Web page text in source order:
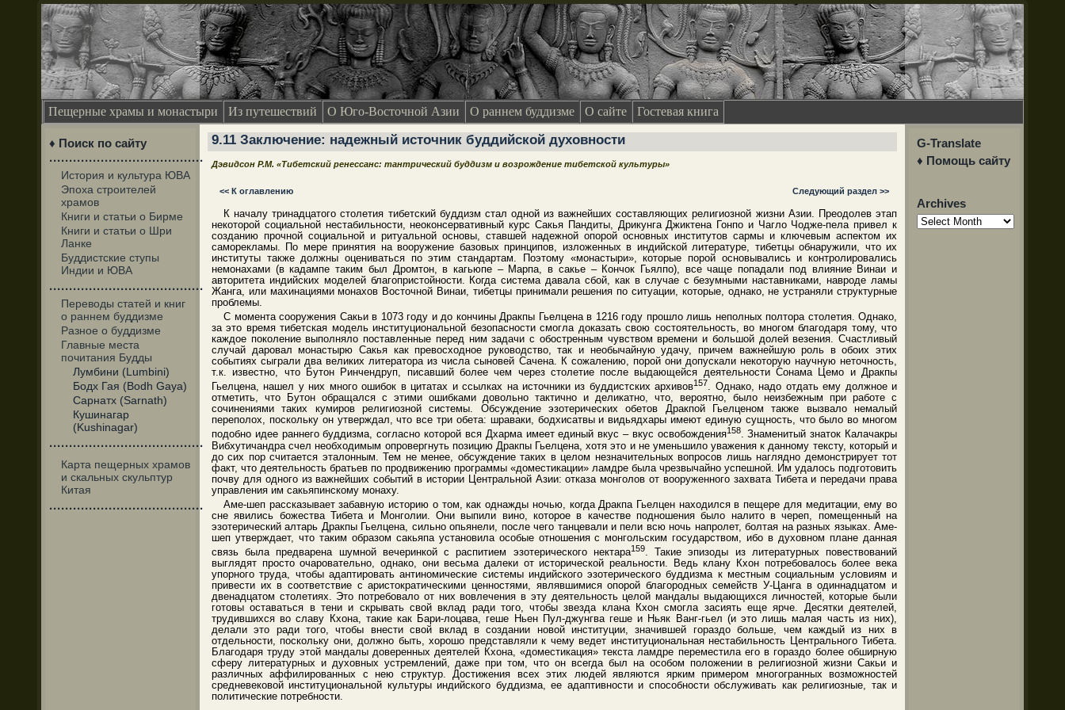
Пещерные храмы и монастыри Из путешествий О Юго-Восточной Азии О раннем буддизме О сайте Гостевая книга
♦ Поиск по сайту
·······································
История и культура ЮВА
Эпоха строителей
храмов
Книги и статьи о Бирме
Книги и статьи о Шри
Ланке
Буддистские ступы
Индии и ЮВА
·······································
Переводы статей и книг
о раннем буддизме
Разное о буддизме
Главные места
почитания Будды
Лумбини (Lumbini)
Бодх Гая (Bodh Gaya)
Сарнатх (Sarnath)
Кушинагар
(Kushinagar)
·······································
Карта пещерных храмов
и скальных скульптур
Китая
·······································
9.11 Заключение: надежный источник буддийской духовности
Дэвидсон Р.М. «Тибетский ренессанс: тантрический буддизм и возрождение тибетской культуры»
<< К оглавлению Следующий раздел >>
К началу тринадцатого столетия тибетский буддизм стал одной из важнейших составляющих религиозной жизни Азии. Преодолев этап
некоторой социальной нестабильности, неоконсервативный курс Сакья Пандиты, Дрикунга Джиктена Гонпо и Чагло Чодже-пела привел к
созданию прочной социальной и ритуальной основы, ставшей надежной опорой основных институтов сармы и ключевым аспектом их
саморекламы. По мере принятия на вооружение базовых принципов, изложенных в индийской литературе, тибетцы обнаружили, что их
институты также должны оцениваться по этим стандартам. Поэтому «монастыри», которые порой основывались и контролировались
немонахами (в кадампе таким был Дромтон, в кагьюпе – Марпа, в сакье – Кончок Гьялпо), все чаще попадали под влияние Винаи и
авторитета индийских моделей благопристойности. Когда система давала сбой, как в случае с безумными наставниками, навроде ламы
Жанга, или махинациями монахов Восточной Винаи, тибетцы принимали решения по ситуации, которые, однако, не устраняли структурные
проблемы.
С момента сооружения Сакьи в 1073 году и до кончины Дракпы Гьелцена в 1216 году прошло лишь неполных полтора столетия. Однако,
за это время тибетская модель институциональной безопасности смогла доказать свою состоятельность, во многом благодаря тому, что
каждое поколение выполняло поставленные перед ним задачи с обостренным чувством времени и большой долей везения. Счастливый
случай даровал монастырю Сакья как превосходное руководство, так и необычайную удачу, причем важнейшую роль в обоих этих
событиях сыграли два великих литератора из числа сыновей Сачена. К сожалению, порой они допускали некоторую научную неточность,
т.к. известно, что Бутон Ринчендруп, писавший более чем через столетие после выдающейся деятельности Сонама Цемо и Дракпы
Гьелцена, нашел у них много ошибок в цитатах и ссылках на источники из буддистских архивов157. Однако, надо отдать ему должное и
отметить, что Бутон обращался с этими ошибками довольно тактично и деликатно, что, вероятно, было неизбежным при работе с
сочинениями таких кумиров религиозной системы. Обсуждение эзотерических обетов Дракпой Гьелценом также вызвало немалый
переполох, поскольку он утверждал, что все три обета: шраваки, бодхисатвы и видьядхары имеют единую сущность, что было во многом
подобно идее раннего буддизма, согласно которой вся Дхарма имеет единый вкус – вкус освобождения158. Знаменитый знаток Калачакры
Вибхутичандра счел необходимым опровергнуть позицию Дракпы Гьелцена, хотя это и не уменьшило уважения к данному тексту, который и
до сих пор считается эталонным. Тем не менее, обсуждение таких в целом незначительных вопросов лишь наглядно демонстрирует тот
факт, что деятельность братьев по продвижению программы «доместикации» ламдре была чрезвычайно успешной. Им удалось подготовить
почву для одного из важнейших событий в истории Центральной Азии: отказа монголов от вооруженного захвата Тибета и передачи права
управления им сакьяпинскому монаху.
Аме-шеп рассказывает забавную историю о том, как однажды ночью, когда Дракпа Гьелцен находился в пещере для медитации, ему во
сне явились божества Тибета и Монголии. Они выпили вино, которое в качестве подношения было налито в череп, помещенный на
эзотерический алтарь Дракпы Гьелцена, сильно опьянели, после чего танцевали и пели всю ночь напролет, болтая на разных языках. Аме-
шеп утверждает, что таким образом сакьяпа установила особые отношения с монгольским государством, ибо в духовном плане данная
связь была предварена шумной вечеринкой с распитием эзотерического нектара159. Такие эпизоды из литературных повествований
выглядят просто очаровательно, однако, они весьма далеки от исторической реальности. Ведь клану Кхон потребовалось более века
упорного труда, чтобы адаптировать антиномические системы индийского эзотерического буддизма к местным социальным условиям и
привести их в соответствие с аристократическими ценностями, являвшимися опорой благородных семейств У-Цанга в одиннадцатом и
двенадцатом столетиях. Это потребовало от них вовлечения в эту деятельность целой мандалы выдающихся личностей, которые были
готовы оставаться в тени и скрывать свой вклад ради того, чтобы звезда клана Кхон смогла засиять еще ярче. Десятки деятелей,
трудившихся во славу Кхона, такие как Бари-лоцава, геше Ньен Пул-джунгва геше и Ньяк Ванг-гьел (и это лишь малая часть из них),
делали это ради того, чтобы внести свой вклад в создании новой институции, значившей гораздо больше, чем каждый из них в
отдельности, поскольку они, должно быть, хорошо представляли к чему ведет институциональная нестабильность Центрального Тибета.
Благодаря труду этой мандалы доверенных деятелей Кхона, «доместикация» текста ламдре переместила его в гораздо более обширную
сферу литературных и духовных устремлений, даже при том, что он всегда был на особом положении в религиозной жизни Сакьи и
различных аффилированных с нею структур. Достижения всех этих людей являются ярким примером многогранных возможностей
средневековой институциональной культуры индийского буддизма, ее адаптивности и способности обслуживать как религиозные, так и
политические потребности.
G-Translate
♦ Помощь сайту
Archives
Archives